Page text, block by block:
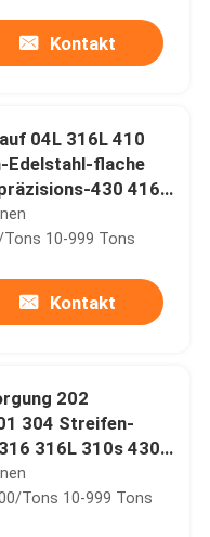
Kontakt
04L 316L 410
Edelstahl-flache
430 416
Tons 10-999 Tons
Kontakt
202
304 Streifen-
316L 310s 430
Tons 10-999 Tons